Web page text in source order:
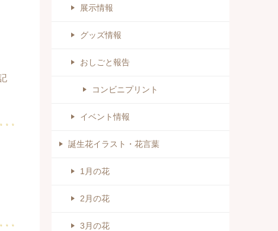
展示情報
グッズ情報
おしごと報告
コンビニプリント
イベント情報
誕生花イラスト・花言葉
1月の花
2月の花
3月の花